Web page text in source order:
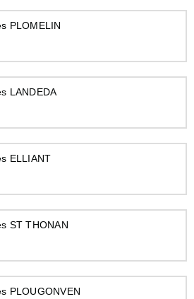
PLOMELIN
LANDEDA
ELLIANT
ST THONAN
PLOUGONVEN